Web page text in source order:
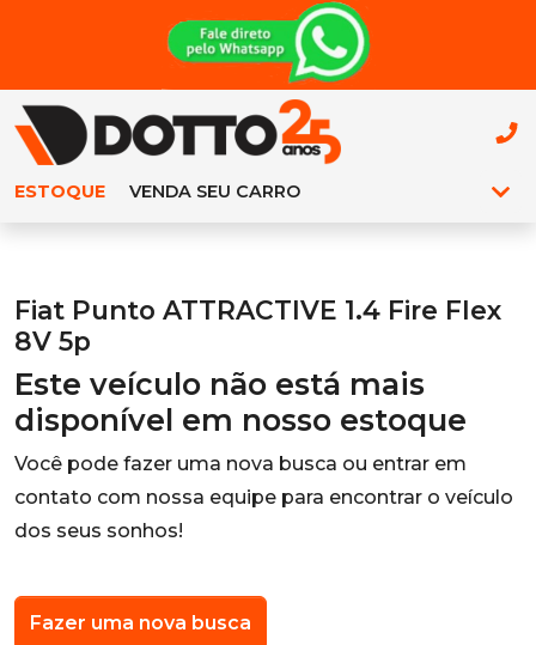
ESTOQUE VENDA SEU CARRO
Fiat Punto ATTRACTIVE 1.4 Fire Flex
8V 5p
Este veículo não está mais
disponível em nosso estoque
Você pode fazer uma nova busca ou entrar em
contato com nossa equipe para encontrar o veículo
dos seus sonhos!
Fazer uma nova busca